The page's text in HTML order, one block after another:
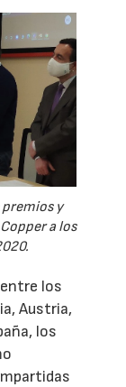
premios y
a los
los
Austria,
los